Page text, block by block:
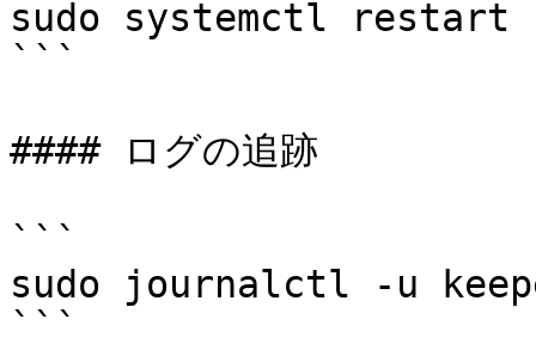
sudo systemctl restart
```
#### ログの追跡
```
sudo journalctl -u
```